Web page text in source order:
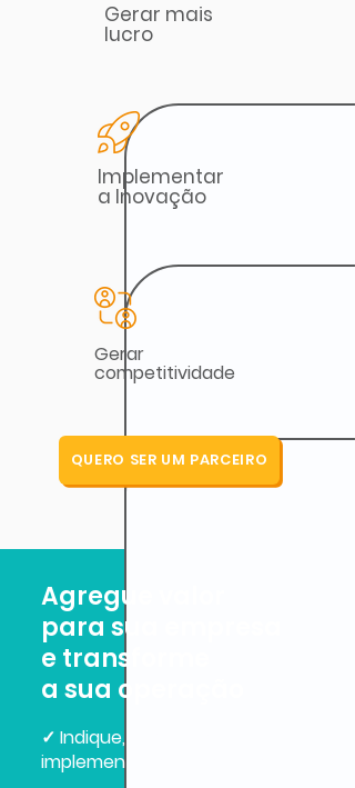
Gerar mais
lucro
Implementar
a Inovação
Gerar
competitividade
QUERO SER UM PARCEIRO
Agregue valor
para sua empresa
e transforme
a sua operação
✓ Indique, revenda ou
implemente nossa solução